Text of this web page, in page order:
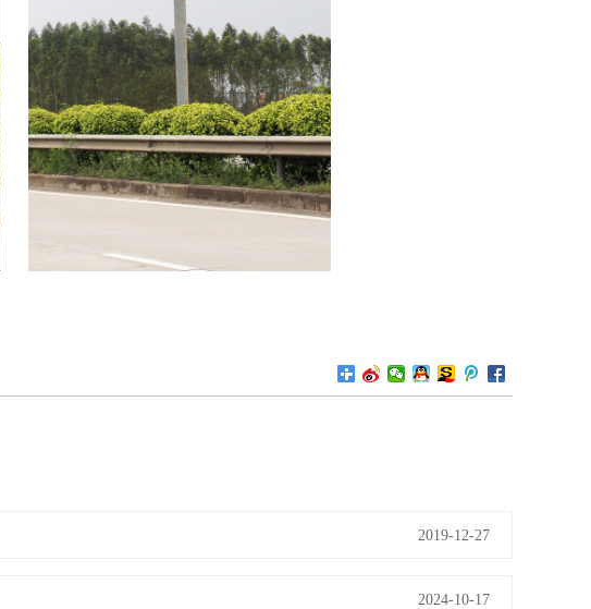
2019-12-27
2024-10-17